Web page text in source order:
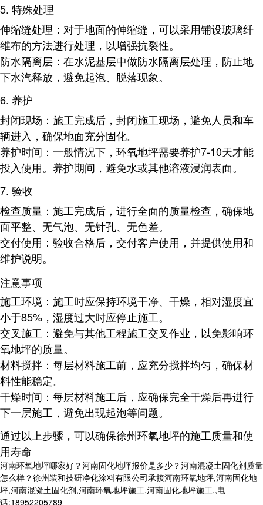
5. 特殊处理
伸缩缝处理 ：对于地面的伸缩缝，可以采用铺设玻璃纤
维布的方法进行处理，以增强抗裂性。
防水隔离层 ：在水泥基层中做防水隔离层处理，防止地
下水汽释放，避免起泡、脱落现象。
6. 养护
封闭现场 ：施工完成后，封闭施工现场，避免人员和车
辆进入，确保地面充分固化。
养护时间 ：一般情况下，环氧地坪需要养护7-10天才能
投入使用。养护期间，避免水或其他溶液浸润表面。
7. 验收
检查质量 ：施工完成后，进行全面的质量检查，确保地
面平整、无气泡、无针孔、无色差。
交付使用 ：验收合格后，交付客户使用，并提供使用和
维护说明。
注意事项
施工环境 ：施工时应保持环境干净、干燥，相对湿度宜
小于85%，湿度过大时应停止施工。
交叉施工 ：避免与其他工程施工交叉作业，以免影响环
氧地坪的质量。
材料搅拌 ：每层材料施工前，应充分搅拌均匀，确保材
料性能稳定。
干燥时间 ：每层材料施工后，应确保完全干燥后再进行
下一层施工，避免出现起泡等问题。
通过以上步骤，可以确保徐州环氧地坪的施工质量和使
用寿命
河南环氧地坪哪家好？河南固化地坪报价是多少？河南混凝土固化剂质量
怎么样？徐州装和技研净化涂料有限公司承接河南环氧地坪,河南固化地
坪,河南混凝土固化剂,河南环氧地坪施工,河南固化地坪施工,,电
话:18952205789